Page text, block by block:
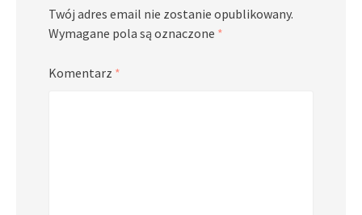
Twój adres email nie zostanie opublikowany.
Wymagane pola są oznaczone *
Komentarz *